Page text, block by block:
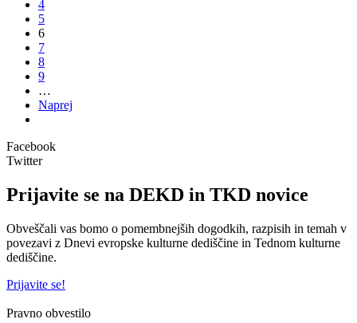
4
5
6
7
8
9
…
Naprej
Facebook
Twitter
Prijavite se na DEKD in TKD novice
Obveščali vas bomo o pomembnejših dogodkih, razpisih in temah v
povezavi z Dnevi evropske kulturne dediščine in Tednom kulturne
dediščine.
Prijavite se!
Pravno obvestilo